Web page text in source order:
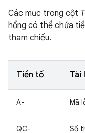
Các mục trong cột
hổng có thể chứa
tham chiếu.
Tiền tố Tài
A- Mã
QC- Số